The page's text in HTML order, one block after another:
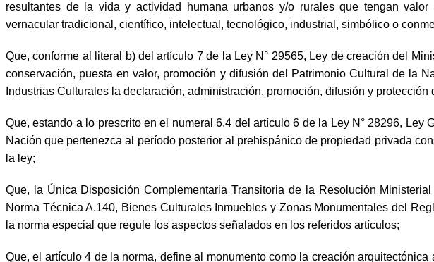
resultantes de la vida y actividad humana urbanos y/o rurales que tengan
vernacular tradicional, científico, intelectual, tecnológico, industrial, simbólico o
Que, conforme al literal b) del artículo 7 de la Ley N° 29565, Ley de creación del
conservación, puesta en valor, promoción y difusión del Patrimonio Cultural de la
Industrias Culturales la declaración, administración, promoción, difusión y
Que, estando a lo prescrito en el numeral 6.4 del artículo 6 de la Ley N° 28296,
Nación que pertenezca al período posterior al prehispánico de propiedad privada
la ley;
Que, la Única Disposición Complementaria Transitoria de la Resolución
Norma Técnica A.140, Bienes Culturales Inmuebles y Zonas Monumentales del
la norma especial que regule los aspectos señalados en los referidos artículos;
Que, el artículo 4 de la norma, define al monumento como la creación